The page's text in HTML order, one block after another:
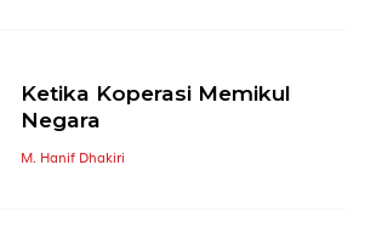
Ketika Koperasi Memikul
Negara
M. Hanif Dhakiri